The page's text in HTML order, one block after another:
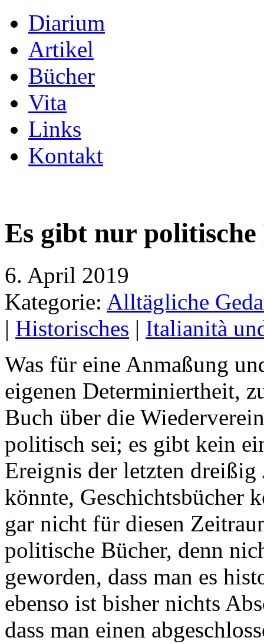
Diarium
Artikel
Bücher
Vita
Links
Kontakt
Es gibt nur
6. April 2019
Kategorie: Alltägliche
| Historisches | Italianità
Was für eine Anmaßung
eigenen Determiniertheit,
Buch über die
politisch sei; es gibt kein
Ereignis der letzten dreißig
könnte, Geschichtsbücher
gar nicht für diesen
politische Bücher, denn
geworden, dass man es
ebenso ist bisher nichts
dass man einen